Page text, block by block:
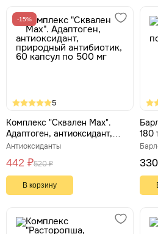
-15%
5
Комплекс "Сквален Max".
Адаптоген, антиоксидант,
природный антибиотик, 60
Антиоксиданты
442 ₽520 ₽
В корзину
180